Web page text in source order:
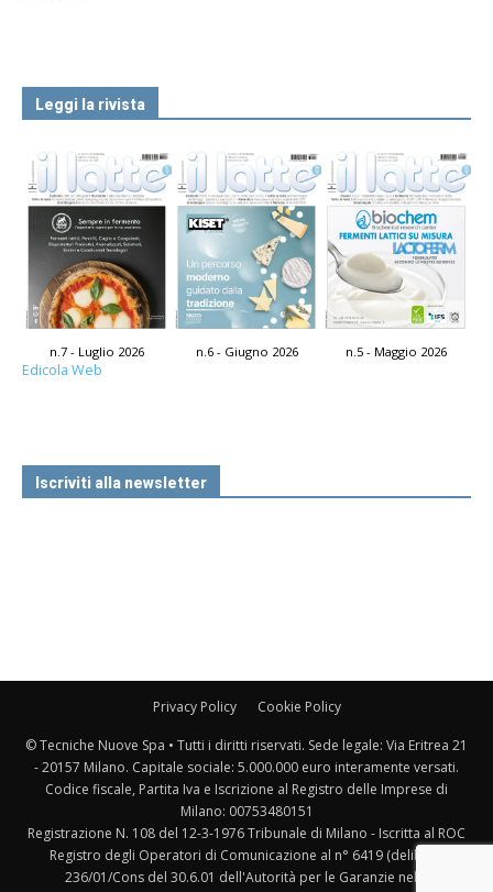
Leggi la rivista
n.7 - Luglio 2026 n.6 - Giugno 2026 n.5 - Maggio 2026
Edicola Web
Iscriviti alla newsletter
Privacy Policy Cookie Policy
© Tecniche Nuove Spa • Tutti i diritti riservati. Sede legale: Via Eritrea 21
- 20157 Milano. Capitale sociale: 5.000.000 euro interamente versati.
Codice fiscale, Partita Iva e Iscrizione al Registro delle Imprese di
Milano: 00753480151
Registrazione N. 108 del 12-3-1976 Tribunale di Milano - Iscritta al ROC
Registro degli Operatori di Comunicazione al n° 6419 (delibera
236/01/Cons del 30.6.01 dell'Autorità per le Garanzie nelle